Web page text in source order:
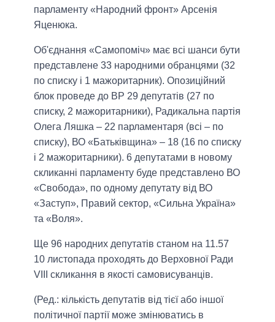
парламенту «Народний фронт» Арсенія
Яценюка.
Об'єднання «Самопоміч» має всі шанси бути
представлене 33 народними обранцями (32
по списку і 1 мажоритарник). Опозиційний
блок проведе до ВР 29 депутатів (27 по
списку, 2 мажоритарники), Радикальна партія
Олега Ляшка – 22 парламентаря (всі – по
списку), ВО «Батьківщина» – 18 (16 по списку
і 2 мажоритарники). 6 депутатами в новому
скликанні парламенту буде представлено ВО
«Свобода», по одному депутату від ВО
«Заступ», Правий сектор, «Сильна Україна»
та «Воля».
Ще 96 народних депутатів станом на 11.57
10 листопада проходять до Верховної Ради
VIII скликання в якості самовисуванців.
(Ред.: кількість депутатів від тієї або іншої
політичної партії може змінюватись в